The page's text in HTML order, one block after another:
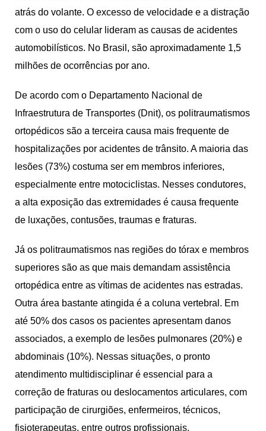
atrás do volante. O excesso de velocidade e a distração
com o uso do celular lideram as causas de acidentes
automobilísticos. No Brasil, são aproximadamente 1,5
milhões de ocorrências por ano.
De acordo com o Departamento Nacional de
Infraestrutura de Transportes (Dnit), os politraumatismos
ortopédicos são a terceira causa mais frequente de
hospitalizações por acidentes de trânsito. A maioria das
lesões (73%) costuma ser em membros inferiores,
especialmente entre motociclistas. Nesses condutores,
a alta exposição das extremidades é causa frequente
de luxações, contusões, traumas e fraturas.
Já os politraumatismos nas regiões do tórax e membros
superiores são as que mais demandam assistência
ortopédica entre as vítimas de acidentes nas estradas.
Outra área bastante atingida é a coluna vertebral. Em
até 50% dos casos os pacientes apresentam danos
associados, a exemplo de lesões pulmonares (20%) e
abdominais (10%). Nessas situações, o pronto
atendimento multidisciplinar é essencial para a
correção de fraturas ou deslocamentos articulares, com
participação de cirurgiões, enfermeiros, técnicos,
fisioterapeutas, entre outros profissionais.